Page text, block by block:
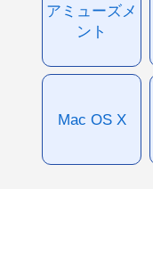
アミューズメ
ント
Mac OS X